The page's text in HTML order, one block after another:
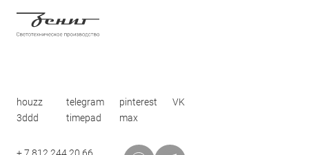
houzz telegram pinterest
VK
3ddd
timepad max